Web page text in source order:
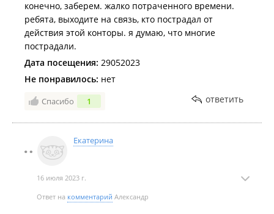
конечно, заберем. жалко потраченного времени.
ребята, выходите на связь, кто пострадал от
действия этой конторы. я думаю, что многие
пострадали.
Дата посещения: 29052023
Не понравилось: нет
Спасибо 1 ответить
Екатерина
16 июля 2023 г.
Ответ на комментарий Александр